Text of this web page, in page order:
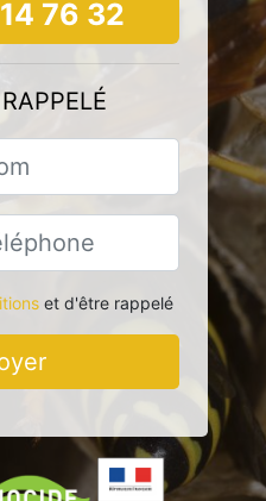
76 32
et d'être rappelé